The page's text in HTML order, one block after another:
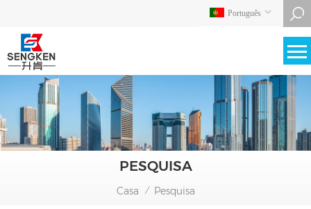
Português
PESQUISA
Casa / Pesquisa